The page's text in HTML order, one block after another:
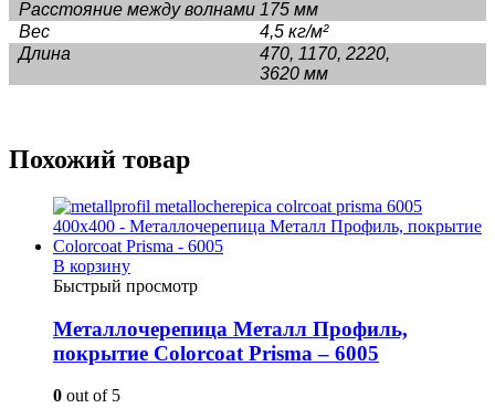
Расстояние между волнами 175 мм
Вес
4,5 кг/м²
Длина
470, 1170, 2220,
3620 мм
Похожий товар
В корзину
Быстрый просмотр
Металлочерепица Металл Профиль,
покрытие Colorcoat Prisma – 6005
0 out of 5